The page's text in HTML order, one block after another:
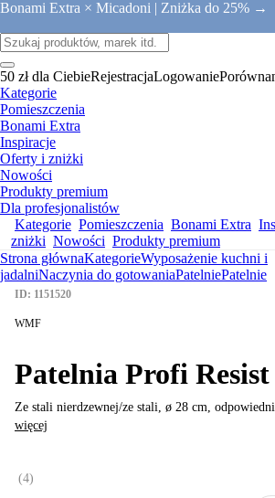
Bonami Extra × Micadoni | Zniżka do 25% →
50 zł dla CiebieRejestracjaLogowanie
Kategorie
Pomieszczenia
Bonami Extra
Inspiracje
Oferty i zniżki
Nowości
Produkty premium
Dla profesjonalistów
Kategorie Pomieszczenia Bonami Extra
zniżki Nowości Produkty premium
Strona głównaKategorieWyposażenie kuchni i
jadalniNaczynia do gotowaniaPatelniePatelnie
ID: 1151520
WMF
Patelnia Profi Resist
Ze stali nierdzewnej/ze stali, ø 28 cm,
więcej
(4)